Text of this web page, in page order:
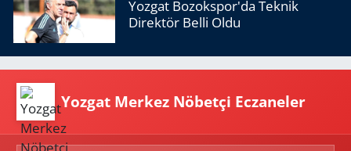
Yozgat Bozokspor'da Teknik
Direktör Belli Oldu
Yozgat Merkez Nöbetçi Eczaneler